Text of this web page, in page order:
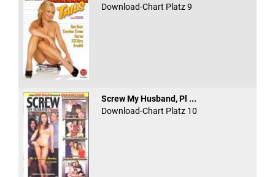
Download-Chart Platz 9
Screw My Husband, Pl ...
Download-Chart Platz 10